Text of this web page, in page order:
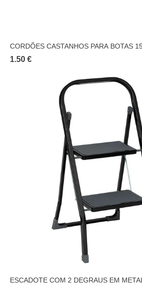
CORDÕES CASTANHOS PARA BOTAS
1.50 €
ESCADOTE COM 2 DEGRAUS EM METAL